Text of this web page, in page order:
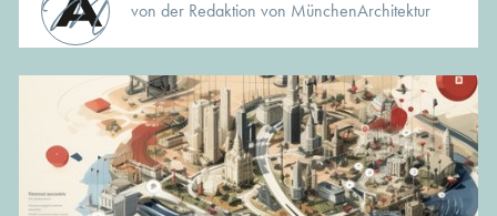
von der Redaktion von MünchenArchitektur